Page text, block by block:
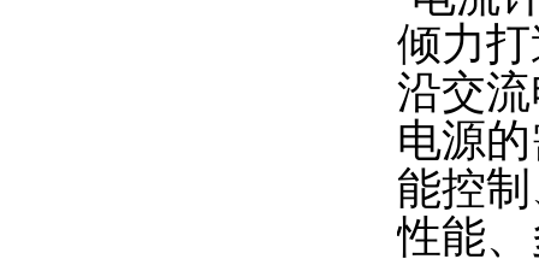
倾力
沿交
电源
能控
性能